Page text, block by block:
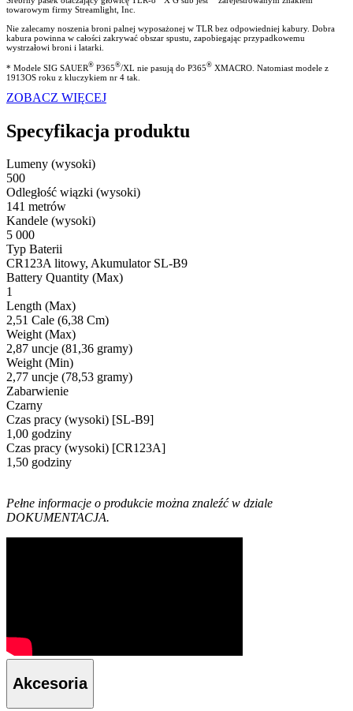
towarowym firmy Streamlight, Inc.
Nie zalecamy noszenia broni palnej wyposażonej w TLR bez odpowiedniej kabury. Dobra
kabura powinna w całości zakrywać obszar spustu, zapobiegając przypadkowemu
wystrzałowi broni i latarki.
* Modele SIG SAUER® P365®/XL nie pasują do P365® XMACRO. Natomiast modele z
1913OS roku z kluczykiem nr 4 tak.
ZOBACZ WIĘCEJ
Specyfikacja produktu
Lumeny (wysoki)
500
Odległość wiązki (wysoki)
141 metrów
Kandele (wysoki)
5 000
Typ Baterii
CR123A litowy, Akumulator SL-B9
Battery Quantity (Max)
1
Length (Max)
2,51 Cale (6,38 Cm)
Weight (Max)
2,87 uncje (81,36 gramy)
Weight (Min)
2,77 uncje (78,53 gramy)
Zabarwienie
Czarny
Czas pracy (wysoki) [SL-B9]
1,00 godziny
Czas pracy (wysoki) [CR123A]
1,50 godziny
Pełne informacje o produkcie można znaleźć w dziale
DOKUMENTACJA.
Akcesoria